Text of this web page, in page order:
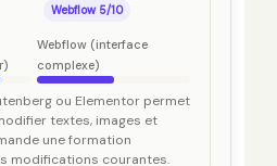
Webflow 5/10
Webflow (interface
complexe)
ou Elementor permet
textes, images et
une formation
modifications courantes.